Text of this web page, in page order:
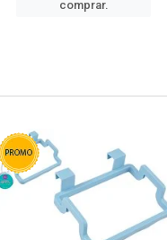
comprar.